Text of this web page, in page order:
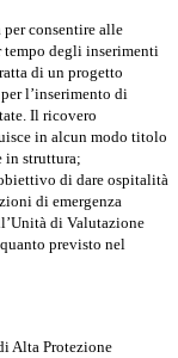
consentire alle
tempo degli inserimenti
di un progetto
l’inserimento di
Il ricovero
in alcun modo titolo
in struttura;
di dare ospitalità
di emergenza
di Valutazione
previsto nel
Alta Protezione